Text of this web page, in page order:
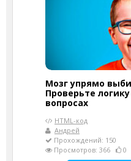
Мозг упрямо
Проверьте
вопросах
HTML-код
Андрей
Прохождений: 150
Просмотров: 366
0